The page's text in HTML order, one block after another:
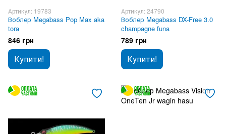
Артикул: 19783
Воблер Megabass Pop Max aka
tora
846 грн
Купити!
Артикул: 24790
Воблер Megabass DX-Free 3.0
champagne funa
789 грн
Купити!